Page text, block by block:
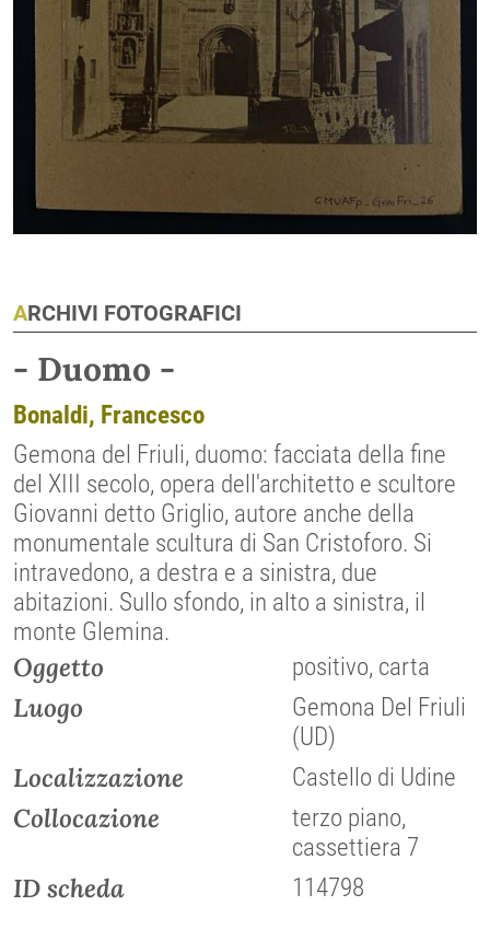
ARCHIVI FOTOGRAFICI
- Duomo -
Bonaldi, Francesco
Gemona del Friuli, duomo: facciata della fine
del XIII secolo, opera dell'architetto e scultore
Giovanni detto Griglio, autore anche della
monumentale scultura di San Cristoforo. Si
intravedono, a destra e a sinistra, due
abitazioni. Sullo sfondo, in alto a sinistra, il
monte Glemina.
Oggetto positivo, carta
Luogo
Gemona Del Friuli
(UD)
Localizzazione Castello di Udine
Collocazione
terzo piano,
cassettiera 7
ID scheda 114798